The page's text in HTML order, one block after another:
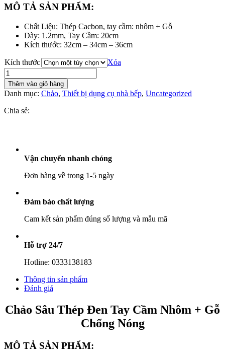
MÔ TẢ SẢN PHẨM:
Chất Liệu: Thép Cacbon, tay cầm: nhôm + Gỗ
Dày: 1.2mm, Tay Cầm: 20cm
Kích thước: 32cm – 34cm – 36cm
Kích thước
Xóa
Chảo
Sâu
Thép
Đen
Tay
Chống
Thêm vào giỏ hàng
Danh mục: Chảo, Thiết bị dụng cụ nhà bếp, Uncategorized
Chia sẻ:
Vận chuyển nhanh chóng
Đơn hàng về trong 1-5 ngày
Đảm bảo chất lượng
Cam kết sản phẩm đúng số lượng và mẫu mã
Hỗ trợ 24/7
Hotline: 0333138183
Thông tin sản phẩm
Đánh giá
Chảo Sâu Thép Đen Tay Cầm Nhôm + Gỗ
Chống Nóng
MÔ TẢ SẢN PHẨM: